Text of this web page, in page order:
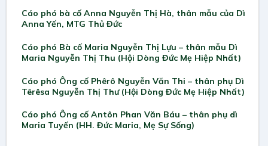
Cáo phó bà cố Anna Nguyễn Thị Hà, thân mẫu của Dì
Anna Yến, MTG Thủ Đức
Cáo phó Bà cố Maria Nguyễn Thị Lựu – thân mẫu Dì
Maria Nguyễn Thị Thu (Hội Dòng Đức Mẹ Hiệp Nhất)
Cáo phó Ông cố Phêrô Nguyễn Văn Thi – thân phụ Dì
Têrêsa Nguyễn Thị Thư (Hội Dòng Đức Mẹ Hiệp Nhất)
Cáo phó Ông cố Antôn Phan Văn Báu – thân phụ dì
Maria Tuyến (HH. Đức Maria, Mẹ Sự Sống)